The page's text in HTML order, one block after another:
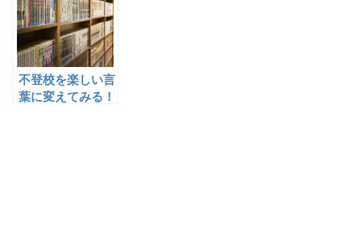
不登校を楽しい言
葉に変えてみる！